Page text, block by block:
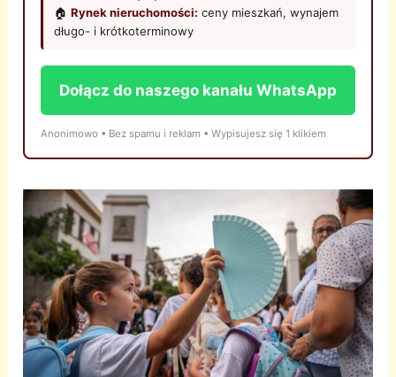
🏠Rynek nieruchomości: ceny mieszkań, wynajem
długo- i krótkoterminowy
Dołącz do naszego kanału WhatsApp
Anonimowo • Bez spamu i reklam • Wypisujesz się 1 klikiem